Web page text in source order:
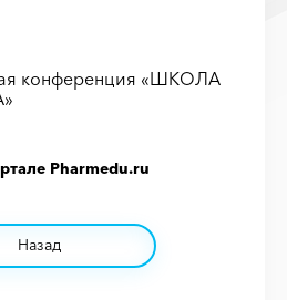
конференция «ШКОЛА
Pharmedu.ru
Назад